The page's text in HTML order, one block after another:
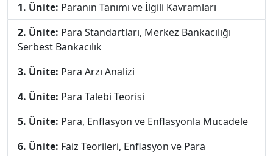
1. Ünite: Paranın Tanımı ve İlgili Kavramları
2. Ünite: Para Standartları, Merkez Bankacılığı
Serbest Bankacılık
3. Ünite: Para Arzı Analizi
4. Ünite: Para Talebi Teorisi
5. Ünite: Para, Enflasyon ve Enflasyonla Mücadele
6. Ünite: Faiz Teorileri, Enflasyon ve Para